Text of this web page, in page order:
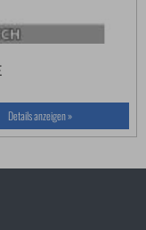
Details anzeigen »